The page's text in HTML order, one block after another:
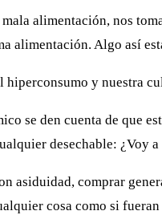
alimentación, nos
alimentación. Algo así
hiperconsumo y nuestra
se den cuenta de que
desechable:
asiduidad, comprar
cosa como si